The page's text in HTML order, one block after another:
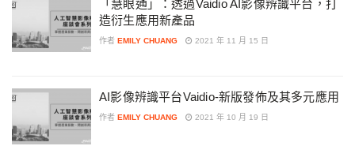
「慧眼通」：透過Vaidio AI影像辨識平台，打
造衍生應用新產品
作者 EMILY CHUANG 2021 年 11 月 15 日
AI影像辨識平台Vaidio-新版發佈及其多元應用
作者 EMILY CHUANG 2021 年 10 月 19 日